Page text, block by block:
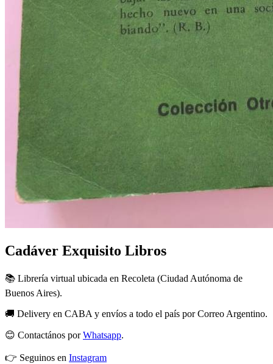
Cadáver Exquisito Libros
📚 Librería virtual ubicada en Recoleta (Ciudad Autónoma de
Buenos Aires).
🚚 Delivery en CABA y envíos a todo el país por Correo Argentino.
😊 Contactános porWhatsapp.
👉 Seguinos en Instagram